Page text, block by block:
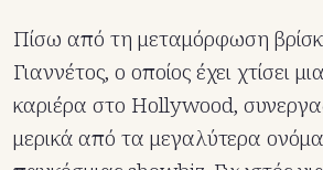
Πίσω από τη μεταμόρφωση
Γιαννέτος, ο οποίος έχει χτίσει
καριέρα στο Hollywood,
μερικά από τα μεγαλύτερα